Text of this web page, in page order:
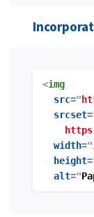
<img
src="
srcset
https://
width="
height
alt="